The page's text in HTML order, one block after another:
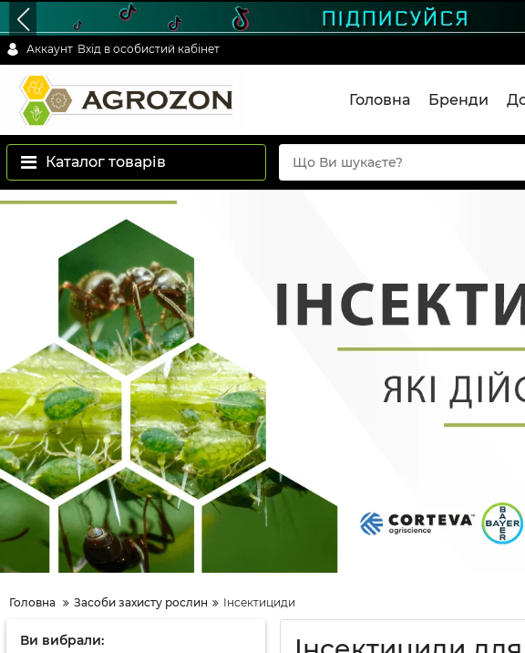
Аккаунт Вхід в особистий кабінет
Головна Бренди
Каталог товарів
Головна Засоби захисту рослин Інсектициди
Ви вибрали: